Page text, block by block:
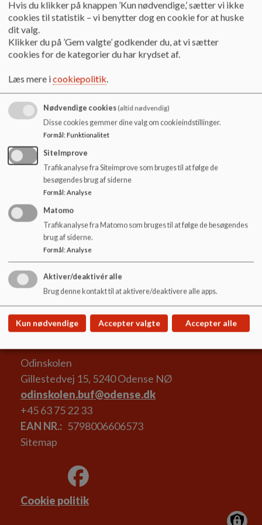
gennemførelse og evaluering af undervisning og andre
pædagogiske aktiviteter.
Det er også gennem PLC ny forskningsmæssig viden og nye
digitale muligheder gøres tilgængelige og sættes i spil
Hele arbejdet i og omkring PLC skal tage sit afsæt i de politiske
målsætninger med fokus på børn og unge, deres alsidige udvikling
og dannelse, lyst til læring og livsduelighed.
For Odinskolen er der 3 udviklingsmål (udviklingsområder), som
PLC arbejder med:
Socialpædagogisk indsats
Fagligt løft i dansk og matematik via 2-lærerordning
Hyppige læringssamtaler
Derudover bliver Verdens bedste robotskole også en del af PLC’s
læringscentermedarbejdere en del af det samlede PLC-team.
Odinskolen
Gillestedvej 15, 5240 Odense NØ
odinskolen.buf@odense.dk
+45 63 75 22 33
EAN NR.
5798006606573
Sitemap
Cookie politik
Hvis du klikker på knappen ’Kun nødvendige,’ sætter vi ikke
cookies til statistik – vi benytter dog en cookie for at huske
dit valg.
Klikker du på ’Gem valgte’ godkender du, at vi sætter
cookies for de kategorier du har krydset af.
Læs mere icookiepolitik.
Nødvendige cookies(altid nødvendig)
Disse cookies gemmer dine valg om cookieindstillinger.
Formål: Funktionalitet
SiteImprove
Trafikanalyse fra Siteimprove som bruges til at følge de
besøgendes brug af siderne
Formål: Analyse
Matomo
Trafikanalyse fra Matomo som bruges til at følge de besøgendes
brug af siderne.
Formål: Analyse
Aktiver/deaktivér alle
Brug denne kontakt til at aktivere/deaktivere alle apps.
Kun nødvendige Accepter valgte Accepter alle